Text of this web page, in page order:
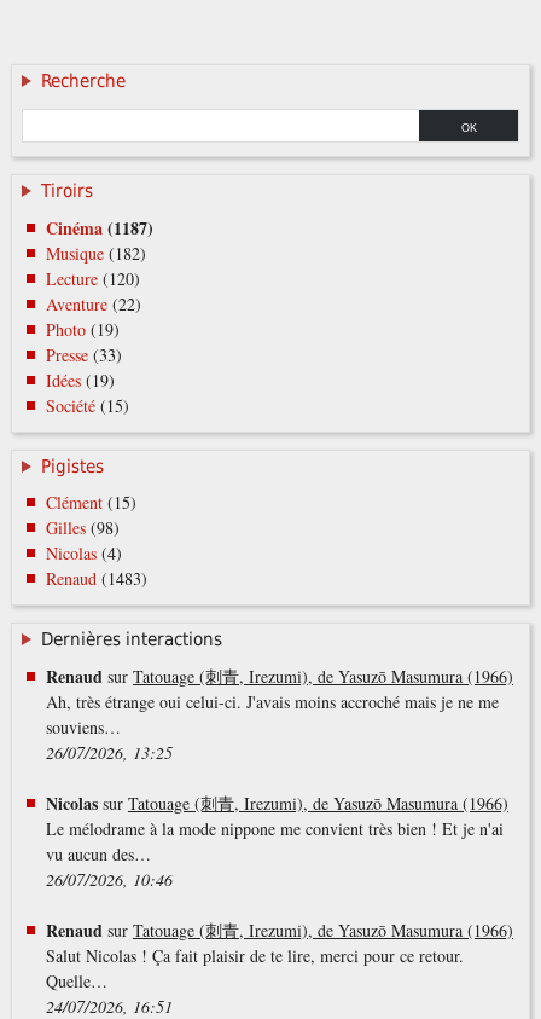
Recherche
Tiroirs
Cinéma(1187)
Musique (182)
Lecture (120)
Aventure (22)
Photo (19)
Presse (33)
Idées (19)
Société (15)
Pigistes
Clément(15)
Gilles(98)
Nicolas(4)
Renaud(1483)
Dernières interactions
Renaud sur Tatouage (刺青, Irezumi), de Yasuzō Masumura (1966)
Ah, très étrange oui celui-ci. J'avais moins accroché mais je ne me
souviens…
26/07/2026, 13:25
Nicolassur Tatouage (刺青, Irezumi), de Yasuzō Masumura (1966)
Le mélodrame à la mode nippone me convient très bien ! Et je n'ai
vu aucun des…
26/07/2026, 10:46
Renaud sur Tatouage (刺青, Irezumi), de Yasuzō Masumura (1966)
Salut Nicolas ! Ça fait plaisir de te lire, merci pour ce retour.
Quelle…
24/07/2026, 16:51